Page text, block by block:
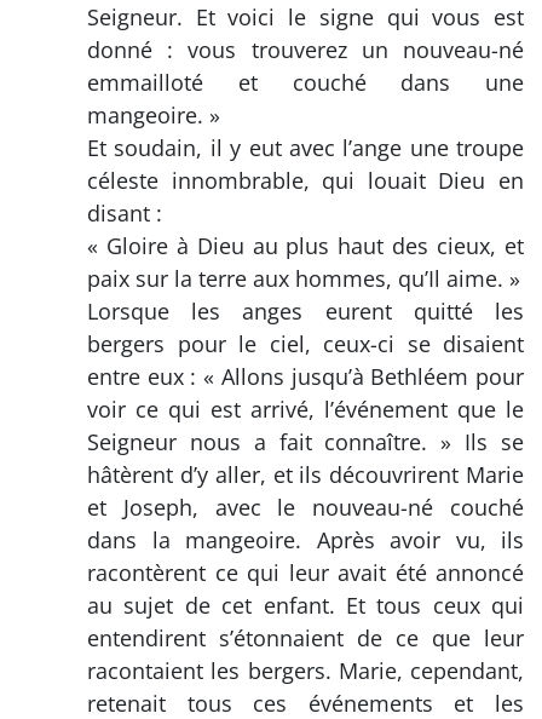
Seigneur. Et voici le signe qui vous est
donné : vous trouverez un nouveau-né
emmailloté et couché dans une
mangeoire. »
Et soudain, il y eut avec l’ange une troupe
céleste innombrable, qui louait Dieu en
disant :
« Gloire à Dieu au plus haut des cieux, et
paix sur la terre aux hommes, qu’Il aime. »
Lorsque les anges eurent quitté les
bergers pour le ciel, ceux-ci se disaient
entre eux : « Allons jusqu’à Bethléem pour
voir ce qui est arrivé, l’événement que le
Seigneur nous a fait connaître. » Ils se
hâtèrent d’y aller, et ils découvrirent Marie
et Joseph, avec le nouveau-né couché
dans la mangeoire. Après avoir vu, ils
racontèrent ce qui leur avait été annoncé
au sujet de cet enfant. Et tous ceux qui
entendirent s’étonnaient de ce que leur
racontaient les bergers. Marie, cependant,
retenait tous ces événements et les